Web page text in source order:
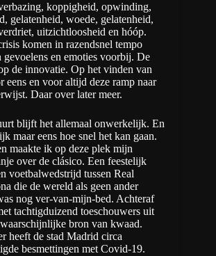
koppigheid, opwinding,
gelatenheid, woede, gelatenheid,
uitzichtloosheid en hóóp.
komen in razendsnel tempo
gevoelens en emoties voorbij. De
de innovatie. Op het vinden van
eens en voor altijd deze ramp naar
Daar over later meer.
blijft het allemaal onwerkelijk. En
maar eens hoe snel het kan gaan.
maakte ik op deze plek mijn
over de clásico. Een feestelijk
voetbalwedstrijd tussen Real
die de wereld als geen ander
nog ver-van-mijn-bed. Achteraf
tachtigduizend toeschouwers uit
bron van kwaad.
heeft de stad Madrid circa
besmettingen met Covid-19.